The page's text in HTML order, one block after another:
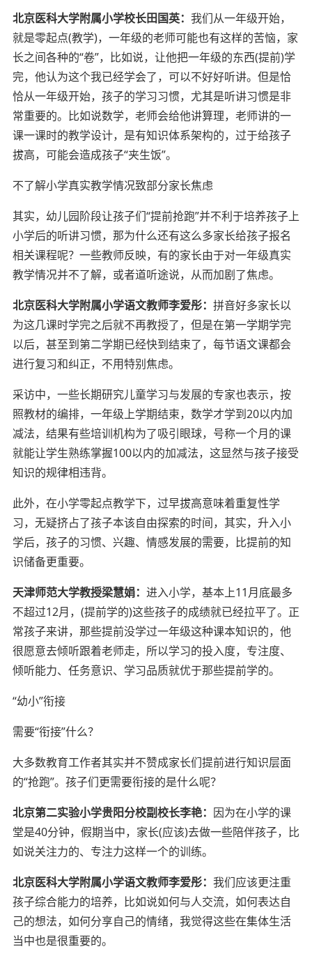
北京医科大学附属小学校长田国英： 我们从一年级开始，
就是零起点(教学)，一年级的老师可能也有这样的苦恼，家
长之间各种的“卷”，比如说，让他把一年级的东西(提前)学
完，他认为这个我已经学会了，可以不好好听讲。但是恰
恰从一年级开始，孩子的学习习惯，尤其是听讲习惯是非
常重要的。比如说数学，老师会给他讲算理，老师讲的一
课一课时的教学设计，是有知识体系架构的，过于给孩子
拔高，可能会造成孩子“夹生饭”。
不了解小学真实教学情况致部分家长焦虑
其实，幼儿园阶段让孩子们“提前抢跑”并不利于培养孩子上
小学后的听讲习惯，那为什么还有这么多家长给孩子报名
相关课程呢？一些教师反映，有的家长由于对一年级真实
教学情况并不了解，或者道听途说，从而加剧了焦虑。
北京医科大学附属小学语文教师李爱彤： 拼音好多家长以
为这几课时学完之后就不再教授了，但是在第一学期学完
以后，甚至到第二学期已经快到结束了，每节语文课都会
进行复习和纠正，不用特别焦虑。
采访中，一些长期研究儿童学习与发展的专家也表示，按
照教材的编排，一年级上学期结束，数学才学到20以内加
减法，结果有些培训机构为了吸引眼球，号称一个月的课
就能让学生熟练掌握100以内的加减法，这显然与孩子接受
知识的规律相违背。
此外，在小学零起点教学下，过早拔高意味着重复性学
习，无疑挤占了孩子本该自由探索的时间，其实，升入小
学后，孩子的习惯、兴趣、情感发展的需要，比提前的知
识储备更重要。
天津师范大学教授梁慧娟： 进入小学，基本上11月底最多
不超过12月，(提前学的)这些孩子的成绩就已经拉平了。正
常孩子来讲，那些提前没学过一年级这种课本知识的，他
很愿意去倾听跟着老师走，所以学习的投入度，专注度、
倾听能力、任务意识、学习品质就优于那些提前学的。
“幼小”衔接
需要“衔接”什么？
大多数教育工作者其实并不赞成家长们提前进行知识层面
的“抢跑”。孩子们更需要衔接的是什么呢？
北京第二实验小学贵阳分校副校长李艳： 因为在小学的课
堂是40分钟，假期当中，家长(应该)去做一些陪伴孩子，比
如说关注力的、专注力这样一个的训练。
北京医科大学附属小学语文教师李爱彤： 我们应该更注重
孩子综合能力的培养，比如说如何与人交流，如何表达自
己的想法，如何分享自己的情绪，我觉得这些在集体生活
当中也是很重要的。